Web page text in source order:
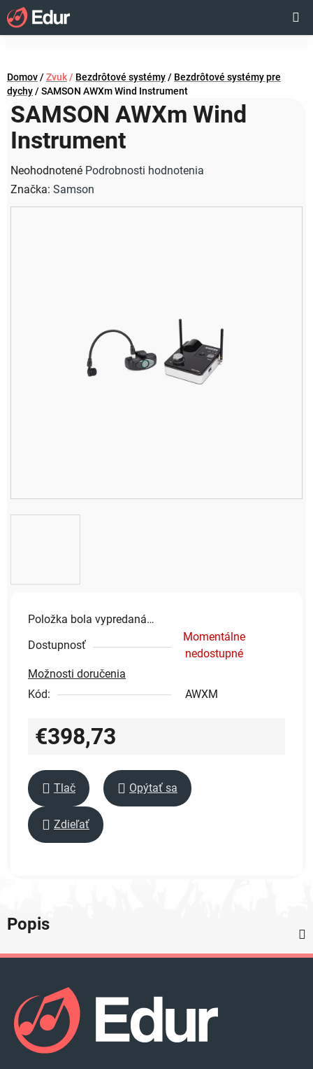
Prejsť
na
obsah
KOŠÍK
Domov/ Zvuk / Bezdrôtové systémy/ Bezdrôtové systémy pre
dychy/ SAMSON AWXm Wind Instrument
Položka bola vypredaná…
Dostupnosť
Momentálne
nedostupné
Možnosti doručenia
Kód:
AWXM
€398,73
Tlač Opýtať sa
Zdieľať
SAMSON AWXm Wind
Instrument
Priemerné
hodnotenie
produktu
Neohodnotené Podrobnosti hodnotenia
Značka: Samson
Popis